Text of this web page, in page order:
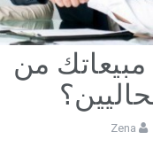
من
Zena